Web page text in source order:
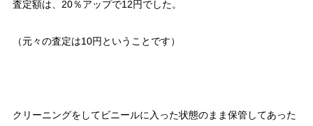
査定額は、20％アップで12円でした。
（元々の査定は10円ということです）
クリーニングをしてビニールに入った状態のまま保管してあった